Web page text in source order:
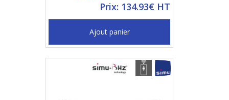
Prix: 134.93€ HT
Ajout panier